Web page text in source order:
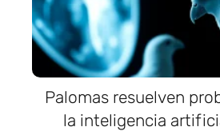
Palomas resuelven
la inteligencia